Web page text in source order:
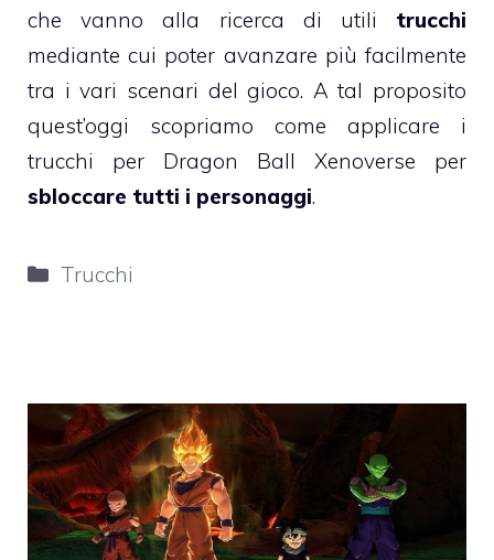
che vanno alla ricerca di utili trucchi
mediante cui poter avanzare più facilmente
tra i vari scenari del gioco. A tal proposito
quest’oggi scopriamo come applicare i
trucchi per Dragon Ball Xenoverse per
sbloccare tutti i personaggi.
Categorie
Trucchi